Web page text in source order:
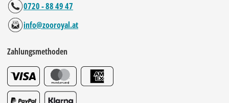
0720 - 88 49 47
info@zooroyal.at
Zahlungsmethoden